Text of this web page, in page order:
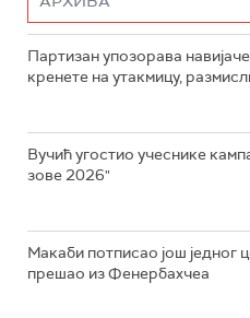
Партизан упозорава
кренете на утакмицу,
Вучић угостио учеснике
зове 2026"
Макаби потписао још једног
прешао из Фенербахчеа